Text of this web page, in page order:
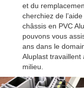
et du
cherchiez de
châssis en PVC
pouvons vous
ans dans le
Aluplast
milieu.